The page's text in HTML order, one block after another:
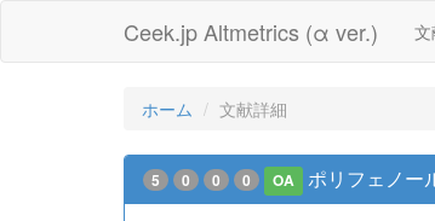
Ceek.jp Altmetrics (α ver.)
ホーム 文献詳細
5 0 0 0 OA ポリフェノー